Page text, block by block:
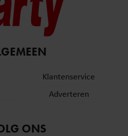
Klantenservice
Adverteren
ONS